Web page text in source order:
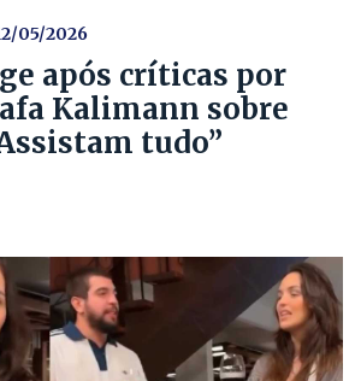
05/2026
após críticas por
Kalimann sobre
tudo”